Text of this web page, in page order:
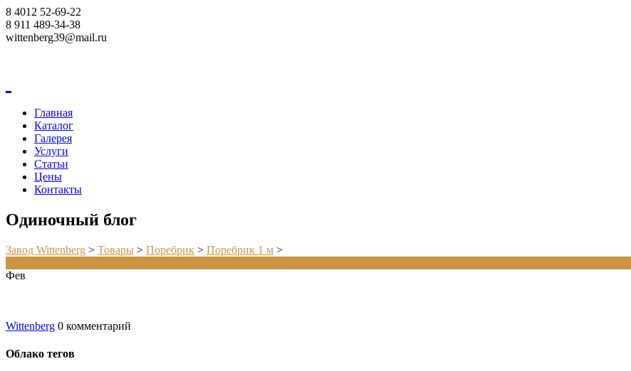
8 4012 52-69-22
8 911 489-34-38
wittenberg39@mail.ru
Главная
Каталог
Галерея
Услуги
Статьи
Цены
Контакты
Одиночный блог
Завод Wittenberg > Товары > Поребрик > Поребрик 1 м >
Фев
Wittenberg 0 комментарий
Облако тегов